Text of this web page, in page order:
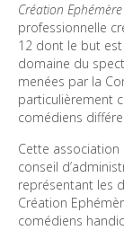
Création Ephémère
professionnelle
12 dont le but
domaine du
menées par la
particulièrement
comédiens
Cette
conseil
représentant les
Création
comédiens